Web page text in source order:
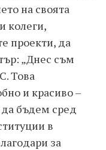
на своята
колеги,
проекти, да
„Днес съм
Това
и красиво –
бъдем сред
в
за